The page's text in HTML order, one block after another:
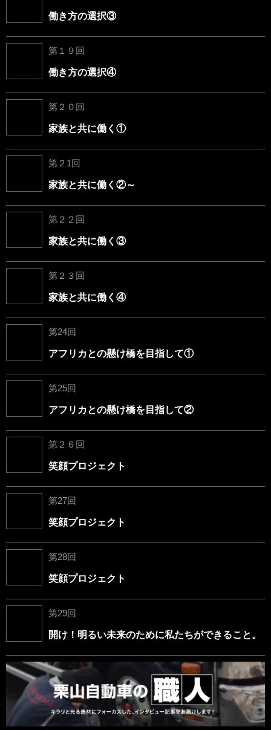
働き方の選択③
第１９回
働き方の選択④
第２０回
家族と共に働く①
第２1回
家族と共に働く②～
第２２回
家族と共に働く③
第２３回
家族と共に働く④
第24回
アフリカとの懸け橋を目指して①
第25回
アフリカとの懸け橋を目指して②
第２６回
笑顔プロジェクト
第27回
笑顔プロジェクト
第28回
笑顔プロジェクト
第29回
開け！明るい未来のために私たちができること。